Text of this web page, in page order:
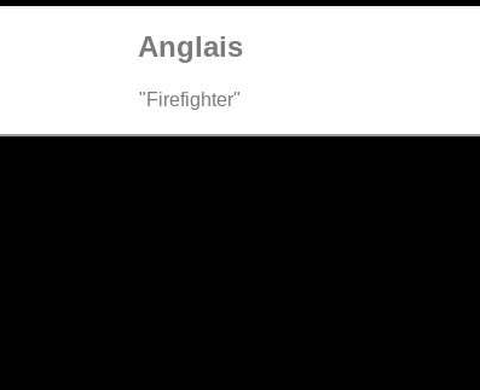
Anglais
"Firefighter"